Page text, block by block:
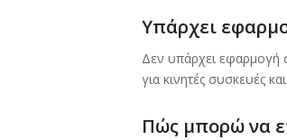
Υπάρχει
Δεν υπάρχει εφαρμογή
για κινητές συσκευές
Πώς μπορώ να